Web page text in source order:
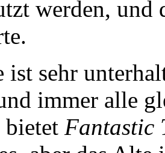
werden, und
ist sehr
immer alle
Fantastic